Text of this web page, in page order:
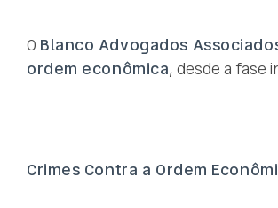
O Blanco Advogados
ordem econômica, desde a fase
Crimes Contra a Ordem